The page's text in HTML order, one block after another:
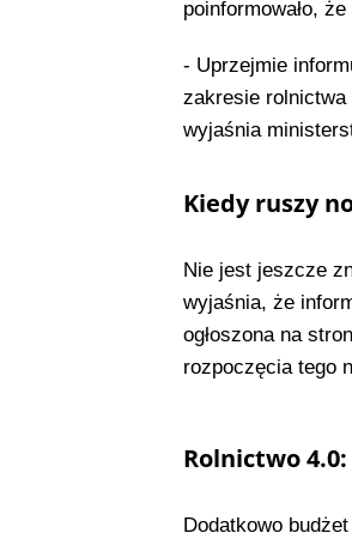
poinformowało, że
- Uprzejmie
zakresie rolnictwa
wyjaśnia
Kiedy ruszy
Nie jest jeszcze
wyjaśnia, że
ogłoszona na
rozpoczęcia tego
Rolnictwo
Dodatkowo